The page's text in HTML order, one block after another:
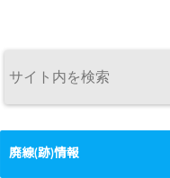
廃線(跡)情報